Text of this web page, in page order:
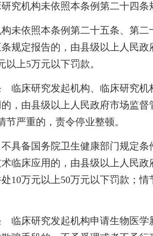
机构未依照本条例第二十四条
依照本条例第二十五条、第二
规定报告的，由县级以上人民
以上5万元以下罚款。
床研究发起机构、临床研究机
，由县级以上人民政府市场监
节严重的，责令停业整顿。
备国务院卫生健康部门规定条
临床应用的，由县级以上人民
10万元以上50万元以下罚款；
床研究发起机构申请生物医学